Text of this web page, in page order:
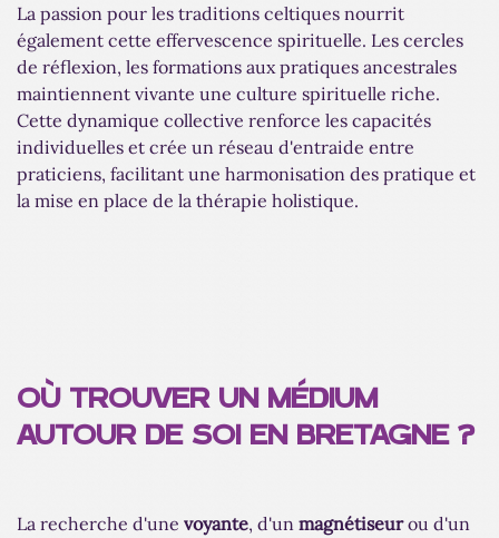
La passion pour les traditions celtiques nourrit
également cette effervescence spirituelle. Les cercles
de réflexion, les formations aux pratiques ancestrales
maintiennent vivante une culture spirituelle riche.
Cette dynamique collective renforce les capacités
individuelles et crée un réseau d'entraide entre
praticiens, facilitant une harmonisation des pratique et
la mise en place de la thérapie holistique.
OÙ TROUVER UN MÉDIUM
AUTOUR DE SOI EN BRETAGNE ?
La recherche d'une voyante, d'un magnétiseurou d'un